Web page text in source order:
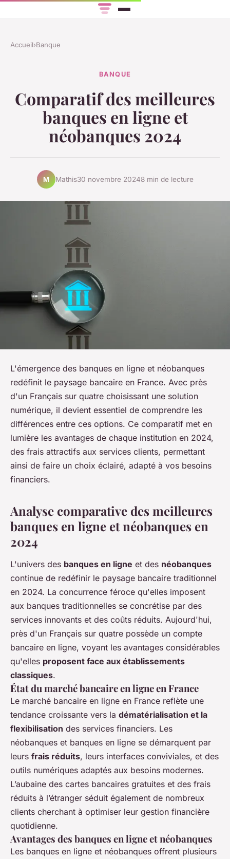
Accueil›Banque
BANQUE
Comparatif des meilleures
banques en ligne et
néobanques 2024
M Mathis30 novembre 20248 min de lecture
L'émergence des banques en ligne et néobanques
redéfinit le paysage bancaire en France. Avec près
d'un Français sur quatre choisissant une solution
numérique, il devient essentiel de comprendre les
différences entre ces options. Ce comparatif met en
lumière les avantages de chaque institution en 2024,
des frais attractifs aux services clients, permettant
ainsi de faire un choix éclairé, adapté à vos besoins
financiers.
Analyse comparative des meilleures
banques en ligne et néobanques en
2024
L'univers des banques en ligne et des néobanques
continue de redéfinir le paysage bancaire traditionnel
en 2024. La concurrence féroce qu'elles imposent
aux banques traditionnelles se concrétise par des
services innovants et des coûts réduits. Aujourd'hui,
près d'un Français sur quatre possède un compte
bancaire en ligne, voyant les avantages considérables
qu'elles proposent face aux établissements
classiques.
État du marché bancaire en ligne en France
Le marché bancaire en ligne en France reflète une
tendance croissante vers la dématérialisation et la
flexibilisation des services financiers. Les
néobanques et banques en ligne se démarquent par
leurs frais réduits, leurs interfaces conviviales, et des
outils numériques adaptés aux besoins modernes.
L’aubaine des cartes bancaires gratuites et des frais
réduits à l’étranger séduit également de nombreux
clients cherchant à optimiser leur gestion financière
quotidienne.
Avantages des banques en ligne et néobanques
Les banques en ligne et néobanques offrent plusieurs